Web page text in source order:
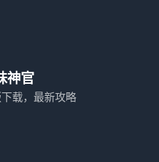
神官
载，最新攻略